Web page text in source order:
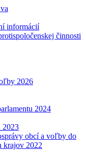
informácií
činnosti
2026
2024
2023
obcí a voľby do
krajov 2022